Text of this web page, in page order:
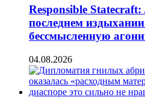
Responsible
последнем
бессмысленную
04.08.2026